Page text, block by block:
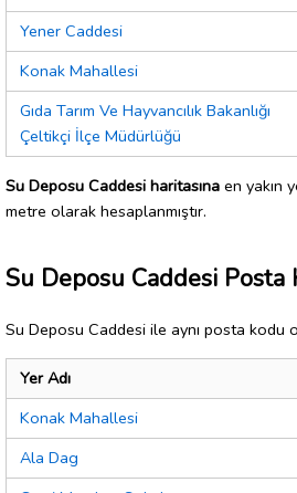
Yener Caddesi
Konak Mahallesi
Gıda Tarım Ve Hayvancılık Bakanlığı
Çeltikçi İlçe Müdürlüğü
Su Deposu Caddesi haritasına en yakın
metre olarak hesaplanmıştır.
Su Deposu Caddesi
Su Deposu Caddesi ile aynı posta kodu
Yer Adı
Konak Mahallesi
Ala Dag